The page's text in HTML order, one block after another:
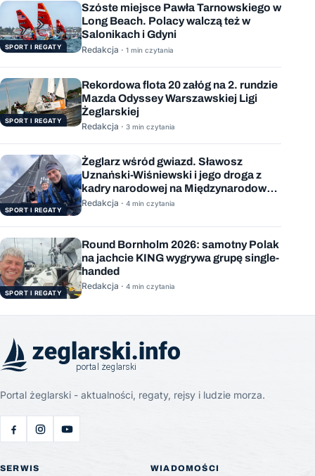
SPORT I REGATY
Szóste miejsce Pawła Tarnowskiego w
Long Beach. Polacy walczą też w
Salonikach i Gdyni
Redakcja · 1 min czytania
SPORT I REGATY
Rekordowa flota 20 załóg na 2. rundzie
Mazda Odyssey Warszawskiej Ligi
Żeglarskiej
Redakcja · 3 min czytania
SPORT I REGATY
Żeglarz wśród gwiazd. Sławosz
Uznański-Wiśniewski i jego droga z
kadry narodowej na Międzynarodową
Stację Kosmiczną
Redakcja · 4 min czytania
SPORT I REGATY
Round Bornholm 2026: samotny Polak
na jachcie KING wygrywa grupę single-
handed
Redakcja · 4 min czytania
Portal żeglarski - aktualności, regaty, rejsy i ludzie morza.
SERWIS WIADOMOŚCI